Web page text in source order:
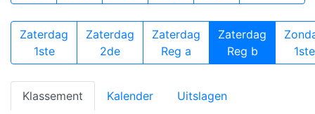
Zaterdag
1ste
Zaterdag
2de
Zaterdag
Reg a
Zaterdag
Reg b
1ste
Klassement Kalender Uitslagen